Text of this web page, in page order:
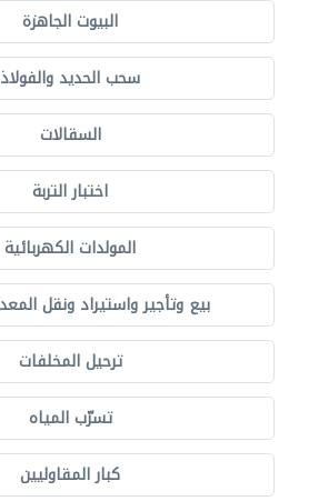
البيوت الجاهزة
سحب الحديد والفولاذ
السقالات
اختبار التربة
المولدات الكهربائية
بيع وتأجير واستيراد ونقل
ترحيل المخلفات
تسرّب المياه
كبار المقاوليين